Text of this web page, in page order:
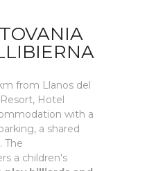
from Llanos del
Hotel
with a
a shared
The
a children's